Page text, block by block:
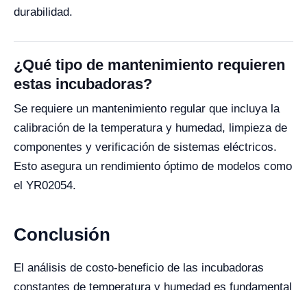
durabilidad.
¿Qué tipo de mantenimiento requieren
estas incubadoras?
Se requiere un mantenimiento regular que incluya la
calibración de la temperatura y humedad, limpieza de
componentes y verificación de sistemas eléctricos.
Esto asegura un rendimiento óptimo de modelos como
el YR02054.
Conclusión
El análisis de costo-beneficio de las incubadoras
constantes de temperatura y humedad es fundamental